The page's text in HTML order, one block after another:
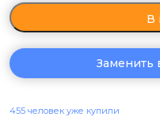
В
Заменить
455 человек уже купили